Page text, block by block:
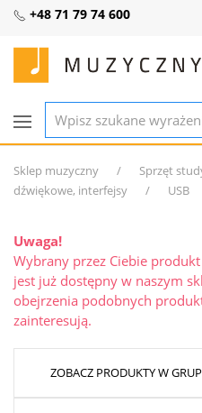
+48 71 79 74 600
Sklep muzyczny Sprzęt
dźwiękowe, interfejsy
USB
Uwaga!
Wybrany przez Ciebie
jest już dostępny w naszym
obejrzenia podobnych
zainteresują.
ZOBACZ PRODUKTY W